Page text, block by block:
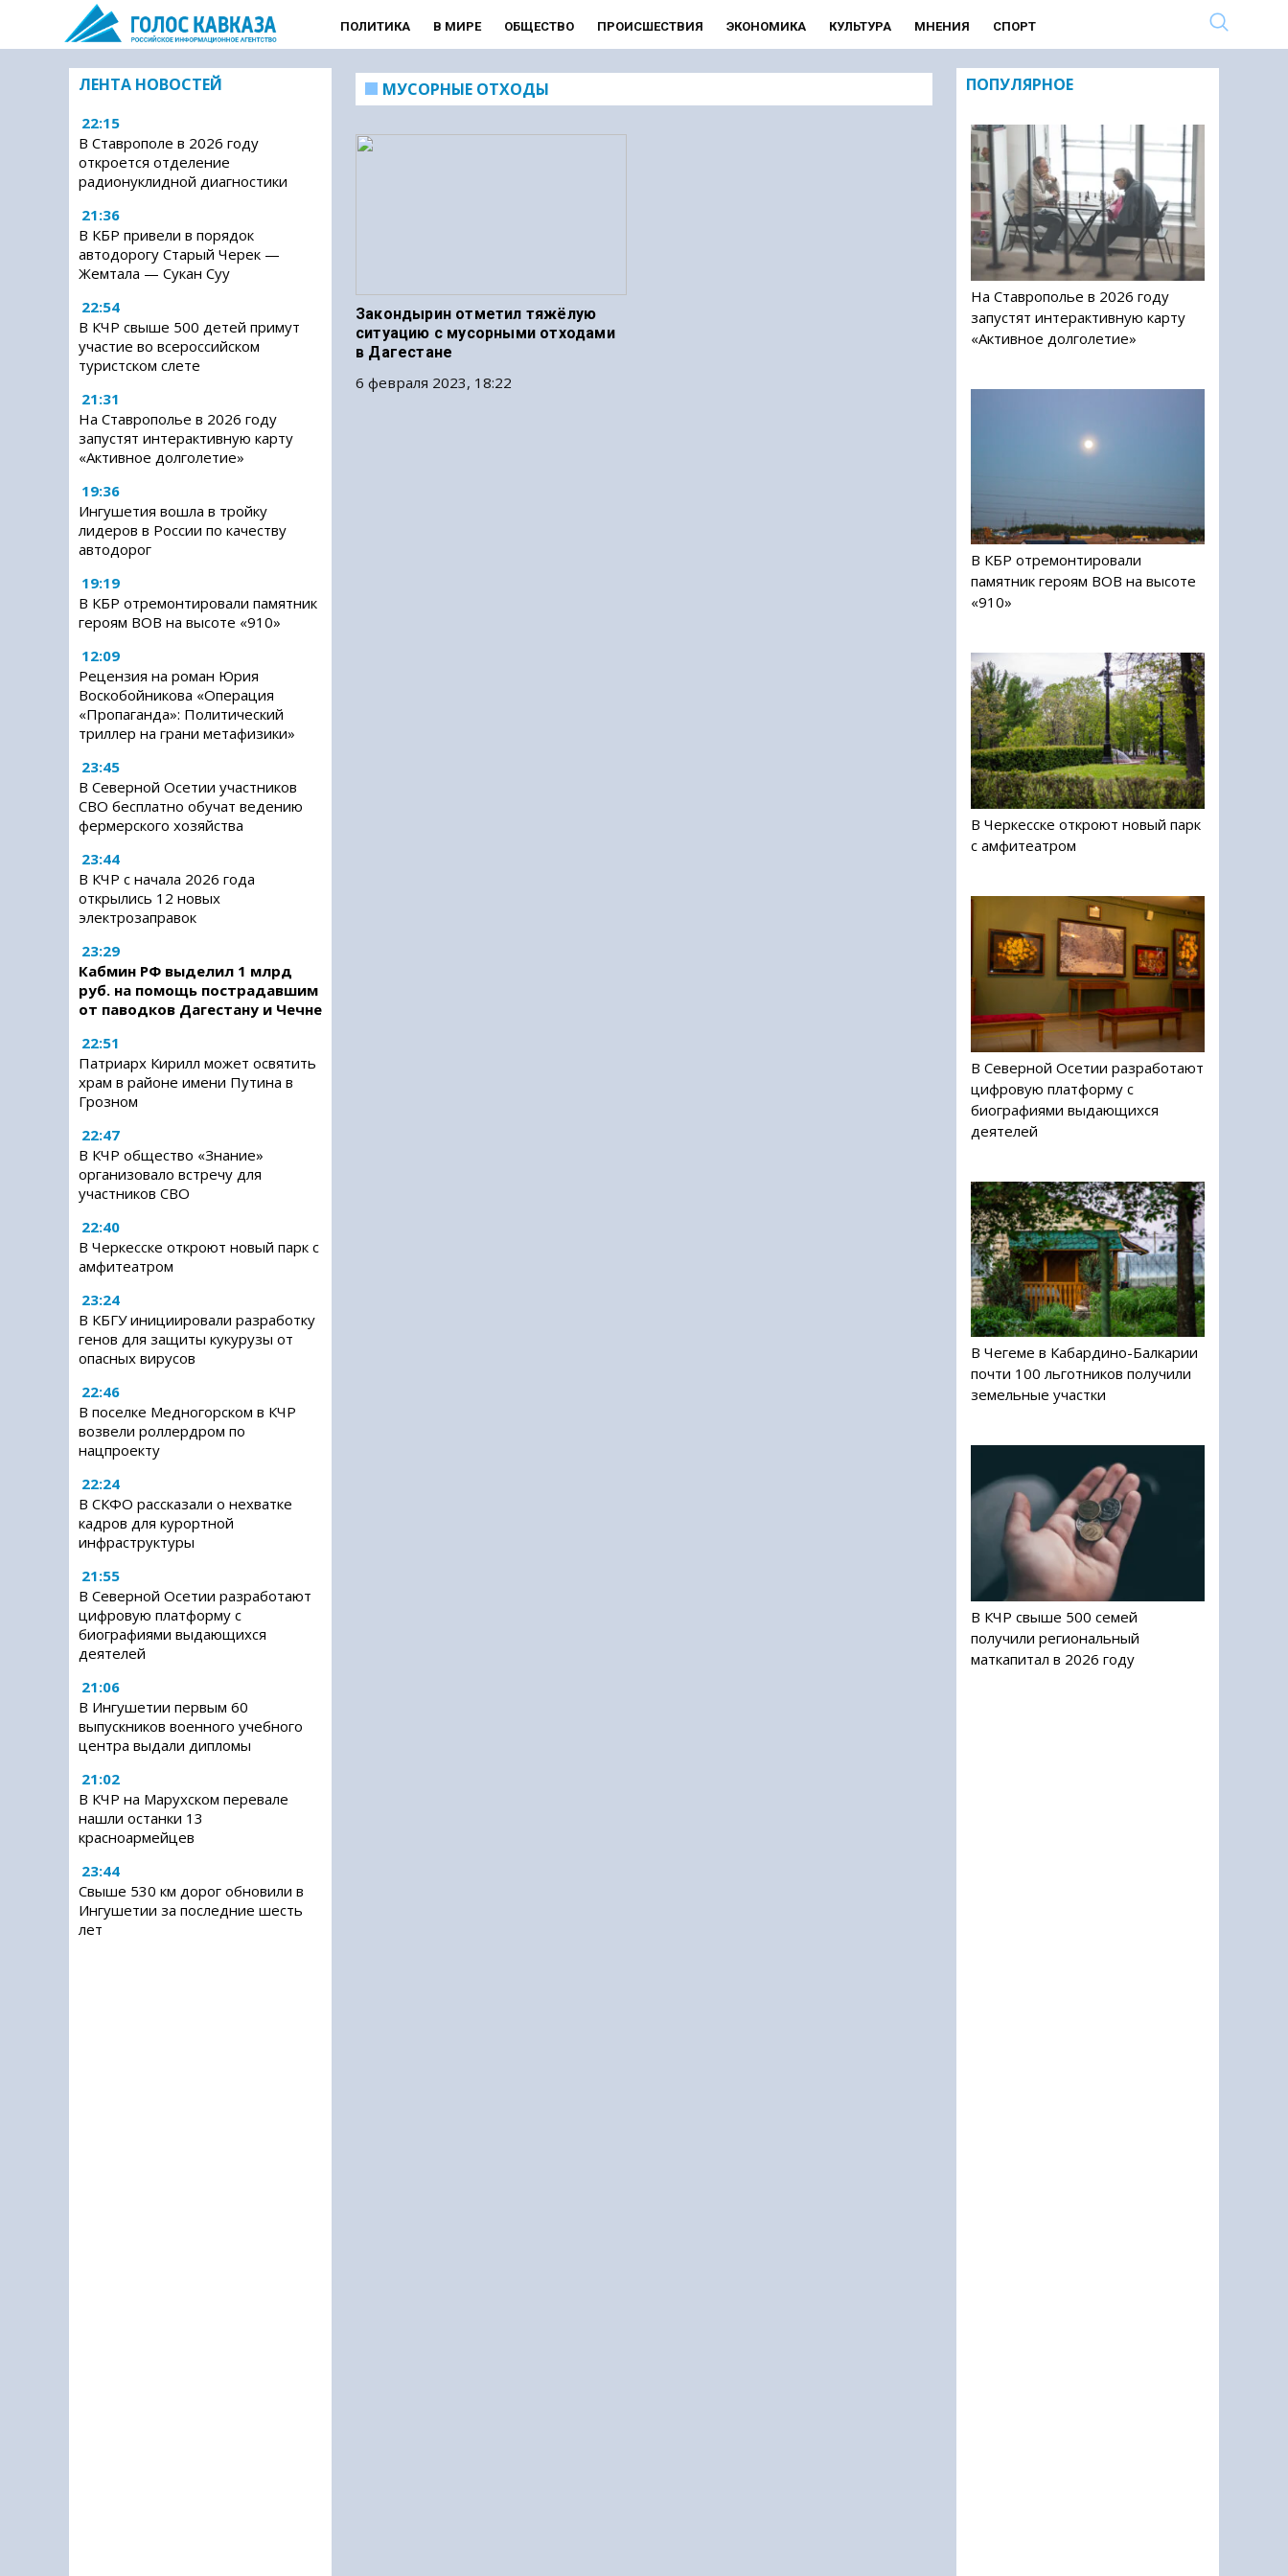
ПОЛИТИКА В МИРЕ ОБЩЕСТВО ПРОИСШЕСТВИЯ ЭКОНОМИКА КУЛЬТУРА МНЕНИЯ СПОРТ
ЛЕНТА НОВОСТЕЙ
22:15
В Ставрополе в 2026 году
откроется отделение
радионуклидной диагностики
21:36
В КБР привели в порядок
автодорогу Старый Черек —
Жемтала — Сукан Суу
22:54
В КЧР свыше 500 детей примут
участие во всероссийском
туристском слете
21:31
На Ставрополье в 2026 году
запустят интерактивную карту
«Активное долголетие»
19:36
Ингушетия вошла в тройку
лидеров в России по качеству
автодорог
19:19
В КБР отремонтировали памятник
героям ВОВ на высоте «910»
12:09
Рецензия на роман Юрия
Воскобойникова «Операция
«Пропаганда»: Политический
триллер на грани метафизики»
23:45
В Северной Осетии участников
СВО бесплатно обучат ведению
фермерского хозяйства
23:44
В КЧР с начала 2026 года
открылись 12 новых
электрозаправок
23:29
Кабмин РФ выделил 1 млрд
руб. на помощь пострадавшим
от паводков Дагестану и Чечне
22:51
Патриарх Кирилл может освятить
храм в районе имени Путина в
Грозном
22:47
В КЧР общество «Знание»
организовало встречу для
участников СВО
22:40
В Черкесске откроют новый парк с
амфитеатром
23:24
В КБГУ инициировали разработку
генов для защиты кукурузы от
опасных вирусов
22:46
В поселке Медногорском в КЧР
возвели роллердром по
нацпроекту
22:24
В СКФО рассказали о нехватке
кадров для курортной
инфраструктуры
21:55
В Северной Осетии разработают
цифровую платформу с
биографиями выдающихся
деятелей
21:06
В Ингушетии первым 60
выпускников военного учебного
центра выдали дипломы
21:02
В КЧР на Марухском перевале
нашли останки 13
красноармейцев
23:44
Свыше 530 км дорог обновили в
Ингушетии за последние шесть
лет
МУСОРНЫЕ ОТХОДЫ
Закондырин отметил тяжёлую
ситуацию с мусорными отходами
в Дагестане
6 февраля 2023, 18:22
ПОПУЛЯРНОЕ
На Ставрополье в 2026 году
запустят интерактивную карту
«Активное долголетие»
В КБР отремонтировали
памятник героям ВОВ на высоте
«910»
В Черкесске откроют новый парк
с амфитеатром
В Северной Осетии разработают
цифровую платформу с
биографиями выдающихся
деятелей
В Чегеме в Кабардино-Балкарии
почти 100 льготников получили
земельные участки
В КЧР свыше 500 семей
получили региональный
маткапитал в 2026 году